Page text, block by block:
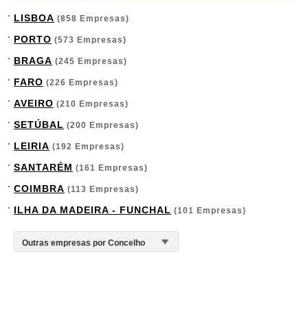
LISBOA (858 Empresas)
PORTO (573 Empresas)
BRAGA (245 Empresas)
FARO (226 Empresas)
AVEIRO (210 Empresas)
SETÚBAL (200 Empresas)
LEIRIA (192 Empresas)
SANTARÉM (161 Empresas)
COIMBRA (113 Empresas)
ILHA DA MADEIRA - FUNCHAL (101 Empresas)